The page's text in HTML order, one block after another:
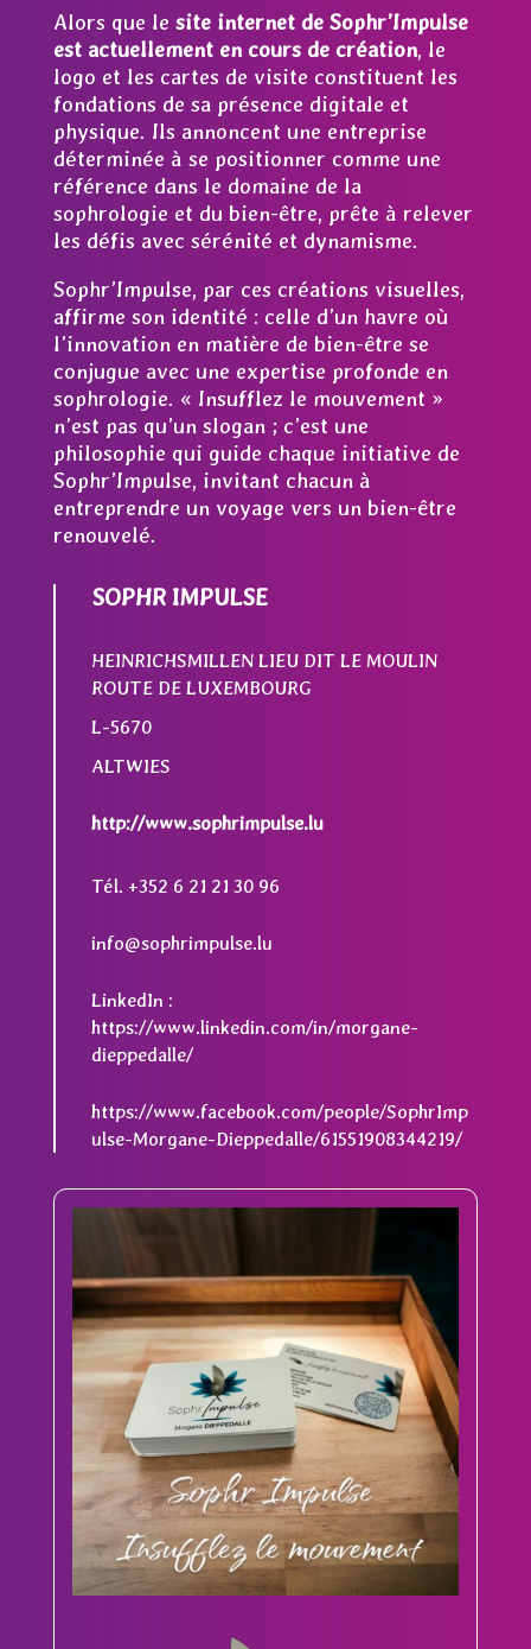
Alors que le site internet de Sophr’Impulse
est actuellement en cours de création, le
logo et les cartes de visite constituent les
fondations de sa présence digitale et
physique. Ils annoncent une entreprise
déterminée à se positionner comme une
référence dans le domaine de la
sophrologie et du bien-être, prête à relever
les défis avec sérénité et dynamisme.
Sophr’Impulse, par ces créations visuelles,
affirme son identité : celle d’un havre où
l’innovation en matière de bien-être se
conjugue avec une expertise profonde en
sophrologie. « Insufflez le mouvement »
n’est pas qu’un slogan ; c’est une
philosophie qui guide chaque initiative de
Sophr’Impulse, invitant chacun à
entreprendre un voyage vers un bien-être
renouvelé.
SOPHR IMPULSE
HEINRICHSMILLEN LIEU DIT LE MOULIN
ROUTE DE LUXEMBOURG
L-5670
ALTWIES
http://www.sophrimpulse.lu
Tél. +352 6 21 21 30 96
info@sophrimpulse.lu
LinkedIn :
https://www.linkedin.com/in/morgane-
dieppedalle/
https://www.facebook.com/people/SophrImp
ulse-Morgane-Dieppedalle/61551908344219/